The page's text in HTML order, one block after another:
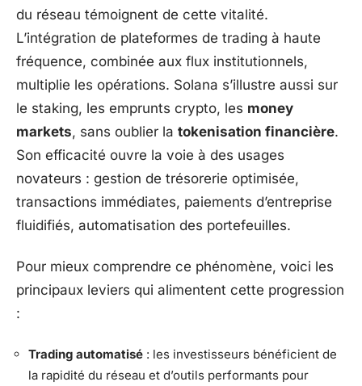
du réseau témoignent de cette vitalité.
L’intégration de plateformes de trading à haute
fréquence, combinée aux flux institutionnels,
multiplie les opérations. Solana s’illustre aussi sur
le staking, les emprunts crypto, les money
markets, sans oublier la tokenisation financière.
Son efficacité ouvre la voie à des usages
novateurs : gestion de trésorerie optimisée,
transactions immédiates, paiements d’entreprise
fluidifiés, automatisation des portefeuilles.
Pour mieux comprendre ce phénomène, voici les
principaux leviers qui alimentent cette progression
:
Trading automatisé : les investisseurs bénéficient de
la rapidité du réseau et d’outils performants pour